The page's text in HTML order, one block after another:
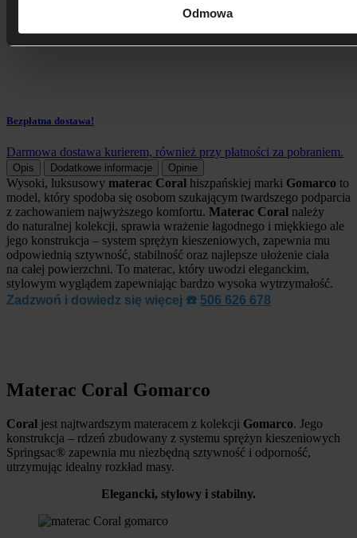
Odmowa
Bezpłatna dostawa!
Darmowa dostawa kurierem, również przy płatności za pobraniem.
Opis Dodatkowe informacje Opinie
Wysoki, luksusowy materac Coral hiszpańskiej marki Gomarco to
model, który spodoba się osobom szukającym twardszego podparcia
z zachowaniem najwyższego komfortu. Materac Coral należy
do naturalnej kolekcji, sprawia wrażenie łagodnego i miękkiego ale
jego konstrukcja – system sprężyn kieszeniowych, zapewnia mu
odpowiednią sztywność, stabilność oraz najlepsze ułożenie ciała
na całej powierzchni. To materac, który uwodzi eleganckim,
stylowym wyglądem zapewniając bardzo wysoka wytrzymałość.
Zadzwoń i dowiedz się więcej ☎️ 506 626 678
Materac Coral Gomarco
Coral jest najtwardszym materacem z kolekcji Gomarco. Jego
konstrukcja – rdzeń zbudowany z systemu sprężyn kieszeniowych
Springsac® zapewnia mu niezbędną sztywność i odporność,
utrzymując idealny rozkład masy.
Elegancki, stylowy i stabilny.